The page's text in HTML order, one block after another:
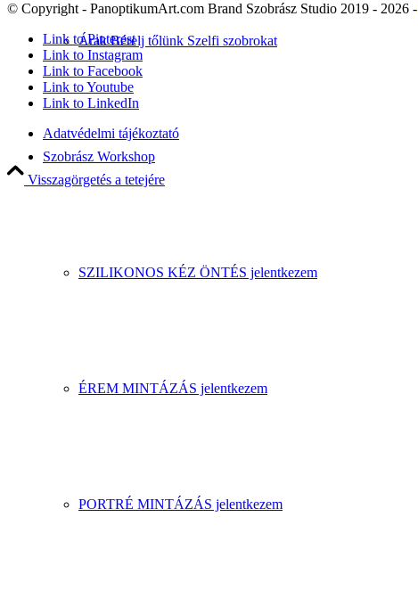
Árak Bérelj tőlünk Szelfi szobrokat
Szobrász Workshop
SZILIKONOS KÉZ ÖNTÉS jelentkezem
ÉREM MINTÁZÁS jelentkezem
PORTRÉ MINTÁZÁS jelentkezem
© Copyright - PanoptikumArt.com Brand Szobrász Studio 2019 - 2026 -
Link to Pinterest
Link to Instagram
Link to Facebook
Link to Youtube
Link to LinkedIn
Adatvédelmi tájékoztató
Visszagörgetés a tetejére